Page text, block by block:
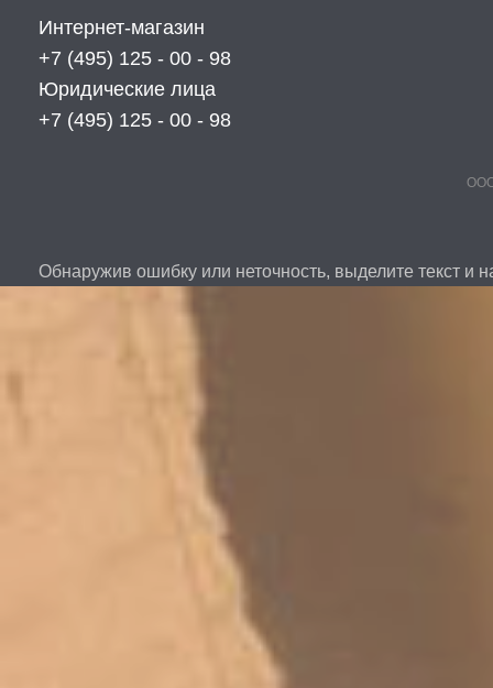
Интернет-магазин
+7 (495) 125 - 00 - 98
Юридические лица
+7 (495) 125 - 00 - 98
ООО
Обнаружив ошибку или неточность, выделите текст и